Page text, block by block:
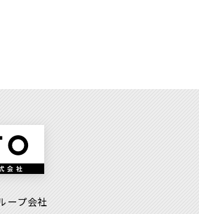
ープ会社